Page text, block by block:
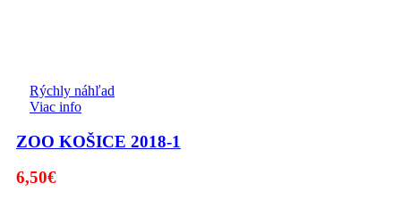
Rýchly náhľad
Viac info
ZOO KOŠICE 2018-1
6,50€